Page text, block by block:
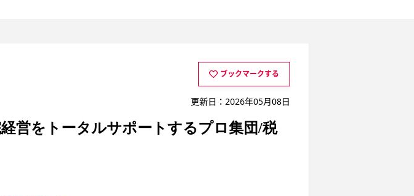
ブックマークする
更新日：2026年05月08日
営をトータルサポートするプロ集団/税